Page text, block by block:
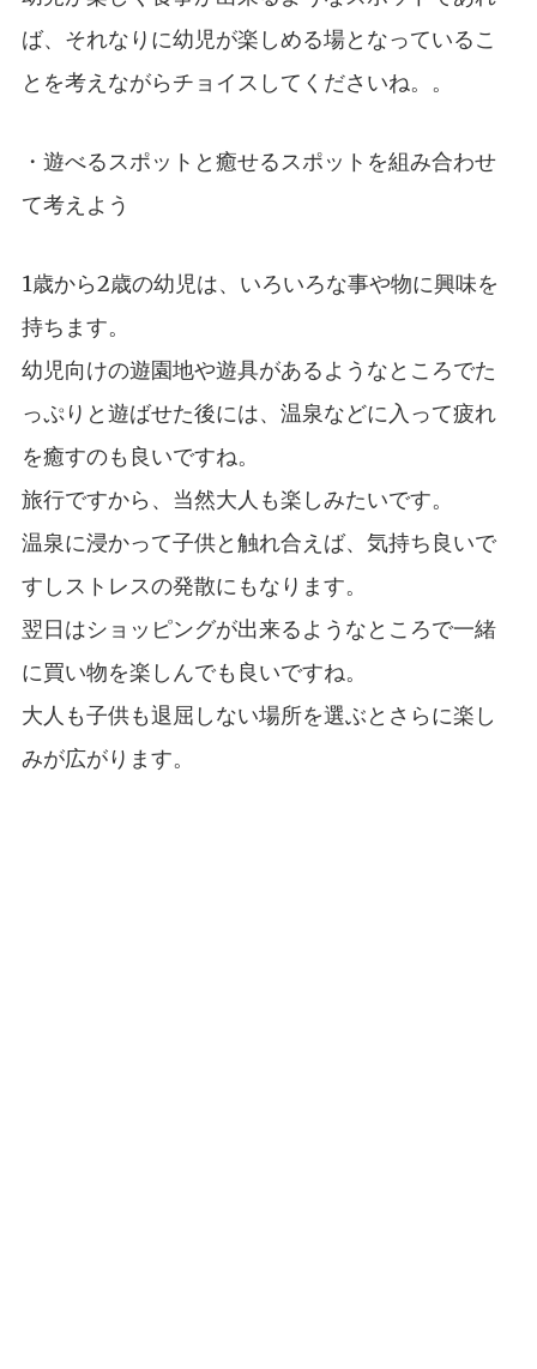
ば、それなりに幼児が楽しめる場となっているこ
とを考えながらチョイスしてくださいね。。
・遊べるスポットと癒せるスポットを組み合わせ
て考えよう
1歳から2歳の幼児は、いろいろな事や物に興味を
持ちます。
幼児向けの遊園地や遊具があるようなところでた
っぷりと遊ばせた後には、温泉などに入って疲れ
を癒すのも良いですね。
旅行ですから、当然大人も楽しみたいです。
温泉に浸かって子供と触れ合えば、気持ち良いで
すしストレスの発散にもなります。
翌日はショッピングが出来るようなところで一緒
に買い物を楽しんでも良いですね。
大人も子供も退屈しない場所を選ぶとさらに楽し
みが広がります。